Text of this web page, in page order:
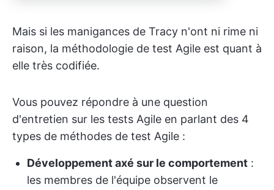
Mais si les manigances de Tracy n'ont ni rime ni
raison, la méthodologie de test Agile est quant à
elle très codifiée.
Vous pouvez répondre à une question
d'entretien sur les tests Agile en parlant des 4
types de méthodes de test Agile :
Développement axé sur le comportement :
les membres de l'équipe observent le